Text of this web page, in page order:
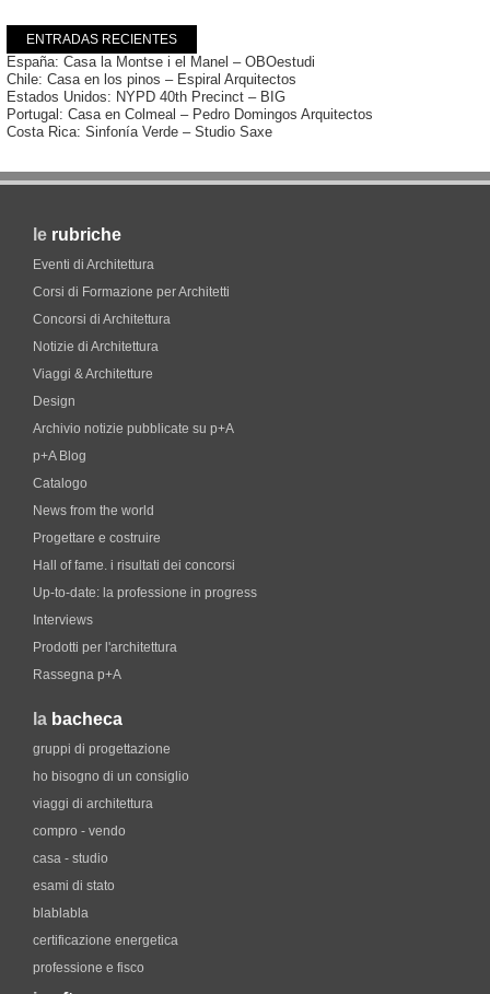
ENTRADAS RECIENTES
España: Casa la Montse i el Manel – OBOestudi
Chile: Casa en los pinos – Espiral Arquitectos
Estados Unidos: NYPD 40th Precinct – BIG
Portugal: Casa en Colmeal – Pedro Domingos Arquitectos
Costa Rica: Sinfonía Verde – Studio Saxe
le rubriche
Eventi di Architettura
Corsi di Formazione per Architetti
Concorsi di Architettura
Notizie di Architettura
Viaggi & Architetture
Design
Archivio notizie pubblicate su p+A
p+A Blog
Catalogo
News from the world
Progettare e costruire
Hall of fame. i risultati dei concorsi
Up-to-date: la professione in progress
Interviews
Prodotti per l'architettura
Rassegna p+A
la bacheca
gruppi di progettazione
ho bisogno di un consiglio
viaggi di architettura
compro - vendo
casa - studio
esami di stato
blablabla
certificazione energetica
professione e fisco